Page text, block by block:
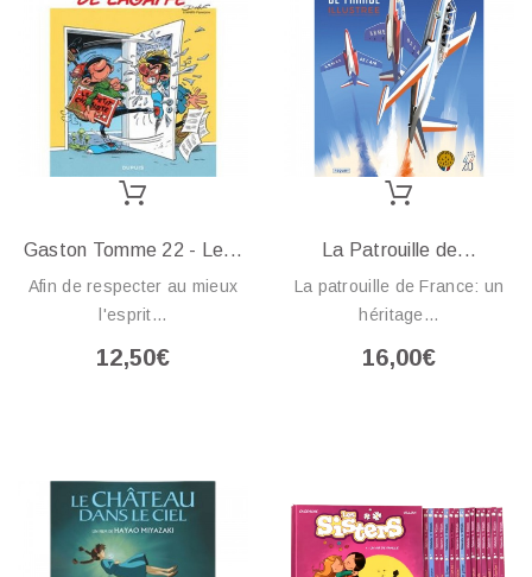
Gaston Tomme 22 - Le...
Afin de respecter au mieux
l'esprit...
12,50€
La Patrouille de...
La patrouille de France: un
héritage...
16,00€